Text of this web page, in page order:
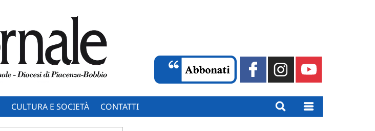
CULTURA E SOCIETÀ CONTATTI